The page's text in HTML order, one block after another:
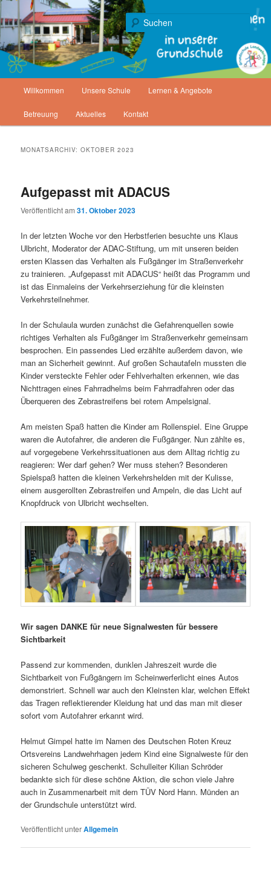
Zum
primären
Inhalt
springen
Zum
sekundären
Inhalt
springenGrundschule Landwehrhagen
Gemeinde Staufenberg
Willkommen Unsere Schule Lernen & Angebote
Betreuung Aktuelles Kontakt
MONATSARCHIV:OKTOBER 2023
Aufgepasst mit ADACUS
Veröffentlicht am31. Oktober 2023
In der letzten Woche vor den Herbstferien besuchte uns Klaus
Ulbricht, Moderator der ADAC-Stiftung, um mit unseren beiden
ersten Klassen das Verhalten als Fußgänger im Straßenverkehr
zu trainieren. „Aufgepasst mit ADACUS“ heißt das Programm und
ist das Einmaleins der Verkehrserziehung für die kleinsten
Verkehrsteilnehmer.
In der Schulaula wurden zunächst die Gefahrenquellen sowie
richtiges Verhalten als Fußgänger im Straßenverkehr gemeinsam
besprochen. Ein passendes Lied erzählte außerdem davon, wie
man an Sicherheit gewinnt. Auf großen Schautafeln mussten die
Kinder versteckte Fehler oder Fehlverhalten erkennen, wie das
Nichttragen eines Fahrradhelms beim Fahrradfahren oder das
Überqueren des Zebrastreifens bei rotem Ampelsignal.
Am meisten Spaß hatten die Kinder am Rollenspiel. Eine Gruppe
waren die Autofahrer, die anderen die Fußgänger. Nun zählte es,
auf vorgegebene Verkehrssituationen aus dem Alltag richtig zu
reagieren: Wer darf gehen? Wer muss stehen? Besonderen
Spielspaß hatten die kleinen Verkehrshelden mit der Kulisse,
einem ausgerollten Zebrastreifen und Ampeln, die das Licht auf
Knopfdruck von Ulbricht wechselten.
Wir sagen DANKE für neue Signalwesten für bessere
Sichtbarkeit
Passend zur kommenden, dunklen Jahreszeit wurde die
Sichtbarkeit von Fußgängern im Scheinwerferlicht eines Autos
demonstriert. Schnell war auch den Kleinsten klar, welchen Effekt
das Tragen reflektierender Kleidung hat und das man mit dieser
sofort vom Autofahrer erkannt wird.
Helmut Gimpel hatte im Namen des Deutschen Roten Kreuz
Ortsvereins Landwehrhagen jedem Kind eine Signalweste für den
sicheren Schulweg geschenkt. Schulleiter Kilian Schröder
bedankte sich für diese schöne Aktion, die schon viele Jahre
auch in Zusammenarbeit mit dem TÜV Nord Hann. Münden an
der Grundschule unterstützt wird.
Veröffentlicht unterAllgemein